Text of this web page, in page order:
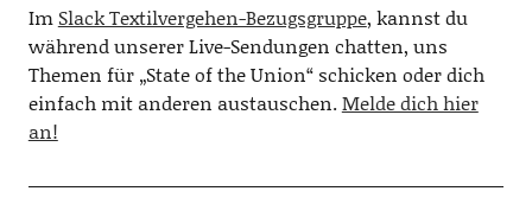
Im Slack Textilvergehen-Bezugsgruppe, kannst du
während unserer Live-Sendungen chatten, uns
Themen für „State of the Union“ schicken oder dich
einfach mit anderen austauschen.Melde dich hier
an!